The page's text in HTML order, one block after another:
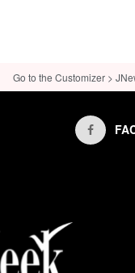
Go to the Customizer >